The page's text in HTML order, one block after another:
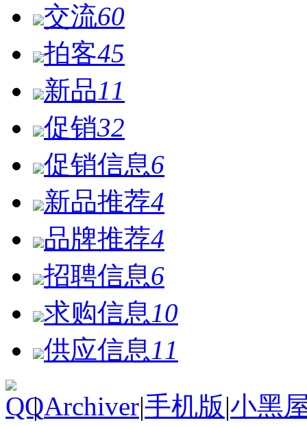
交流60
拍客45
新品11
促销32
促销信息6
新品推荐4
品牌推荐4
招聘信息6
求购信息 10
供应信息 11
| Archiver|手机版|小黑